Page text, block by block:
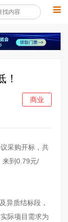
！
商业
采购开标，共
来到0.79元/
异质结标段，
际项目需求为